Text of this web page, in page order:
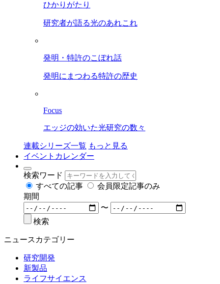
ひかりがたり
研究者が語る光のあれこれ
発明・特許のこぼれ話
発明にまつわる特許の歴史
Focus
エッジの効いた光研究の数々
連載シリーズ一覧 もっと見る
イベントカレンダー
検索ワード
すべての記事
会員限定記事のみ
期間
〜
検索
ニュースカテゴリー
研究開発
新製品
ライフサイエンス